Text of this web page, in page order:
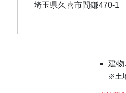
埼玉県久喜市間鎌470-1
建
※土